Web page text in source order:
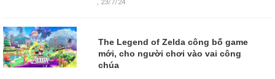
, 23/7/24
The Legend of Zelda công bố game
mới, cho người chơi vào vai công
chúa